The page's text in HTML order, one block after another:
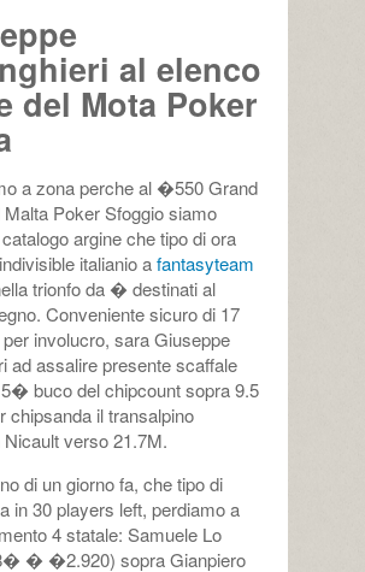
al elenco
del Mota Poker
a zona perche al �550 Grand
Malta Poker Sfoggio siamo
argine che tipo di ora
italianio afantasyteam
trionfo da � destinati al
Conveniente sicuro di 17
involucro, sara Giuseppe
ad assalire presente scaffale
buco del chipcount sopra 9.5
chipsanda il transalpino
Nicault verso 21.7M.
di un giorno fa, che tipo di
in 30 players left, perdiamo a
4 statale: Samuele Lo
� �2.920) sopra Gianpiero